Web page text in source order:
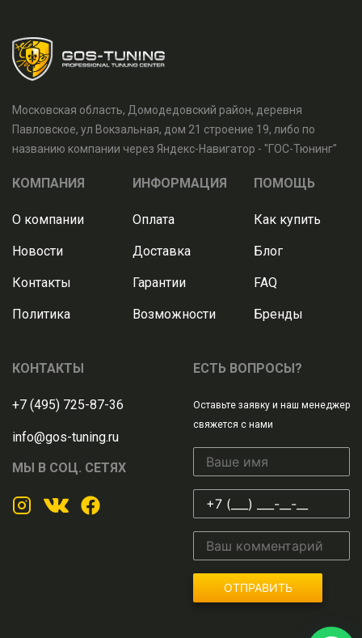
Московская область, Домодедовский район, деревня
Павловское, ул Вокзальная, дом 21 строение 19, либо по
названию компании через Яндекс-Навигатор - "ГОС-Тюнинг"
КОМПАНИЯ
О компании
Новости
Контакты
Политика
ИНФОРМАЦИЯ
Оплата
Доставка
Гарантии
Возможности
ПОМОЩЬ
Как купить
Блог
FAQ
Бренды
КОНТАКТЫ
+7 (495) 725-87-36
info@gos-tuning.ru
МЫ В СОЦ. СЕТЯХ
ЕСТЬ ВОПРОСЫ?
Оставьте заявку и наш менеджер
свяжется с нами
ОТПРАВИТЬ